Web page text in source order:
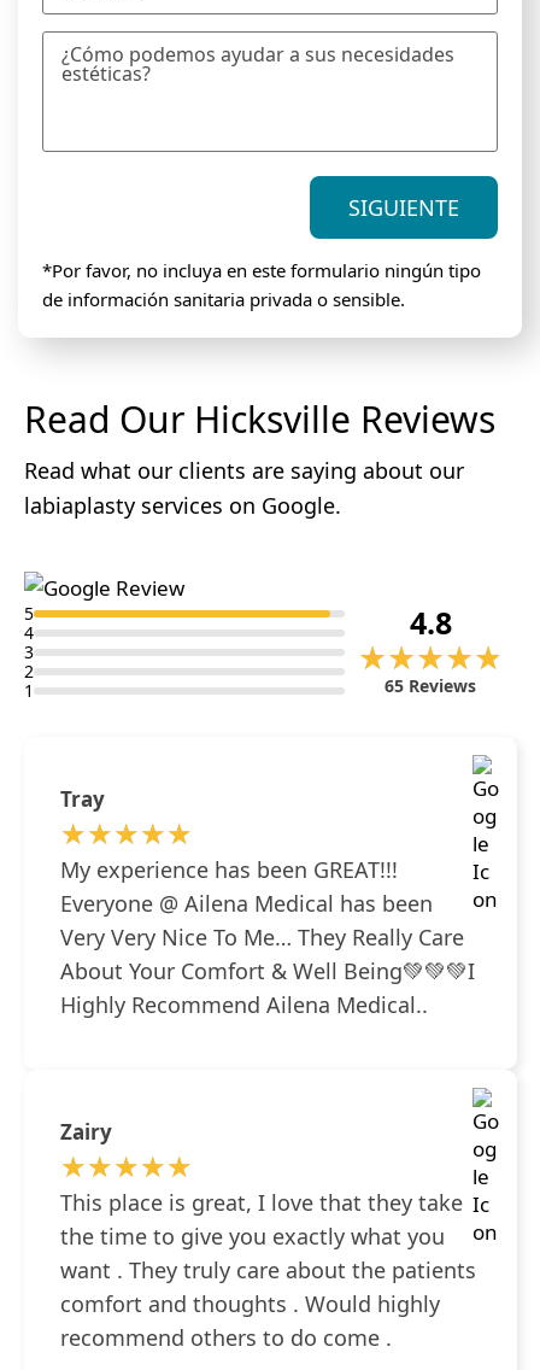
l
l
n
M
a
SIGUIENTE
*Por favor, no incluya en este formulario ningún tipo
de información sanitaria privada o sensible.
Read Our Hicksville Reviews
Read what our clients are saying about our
labiaplasty services on Google.
5
4
3
2
1
4.8
★★★★★
★★★★★
65 Reviews
Tray
★★★★★
★★★★★
My experience has been GREAT!!!
Everyone @ Ailena Medical has been
Very Very Nice To Me… They Really Care
About Your Comfort & Well Being💚💚💚I
Highly Recommend Ailena Medical..
Zairy
★★★★★
★★★★★
This place is great, I love that they take
the time to give you exactly what you
want . They truly care about the patients
comfort and thoughts . Would highly
recommend others to do come .